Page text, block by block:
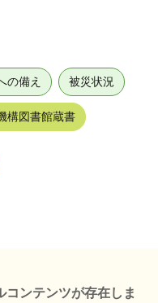
の備え 被災状況
構図書館蔵書
コンテンツが存在しま